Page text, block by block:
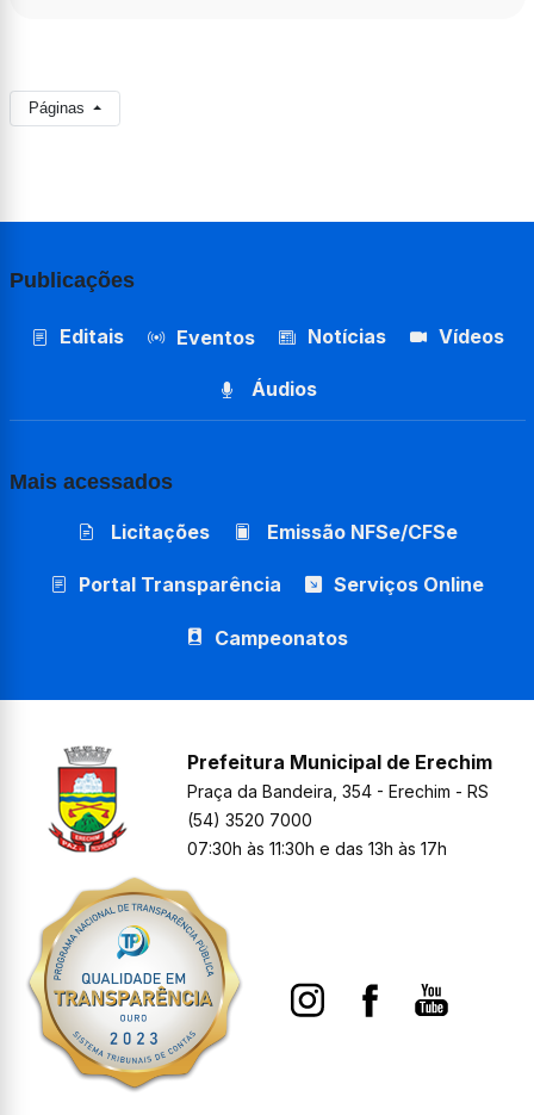
Páginas
Publicações
Editais Eventos Notícias Vídeos
Áudios
Mais acessados
Licitações Emissão NFSe/CFSe
Portal Transparência Serviços Online
Campeonatos
Prefeitura Municipal de Erechim
Praça da Bandeira, 354 - Erechim - RS
(54) 3520 7000
07:30h às 11:30h e das 13h às 17h